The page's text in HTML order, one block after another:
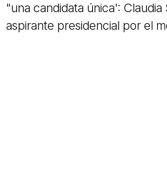
"una candidata única': Claudia
aspirante presidencial por el